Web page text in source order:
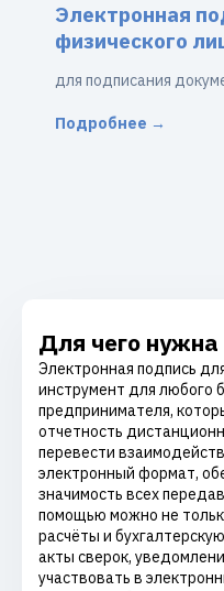
Электронная
физического
для подписания
Подробнее →
Для чего
Электронная подпись
инструмент для любого
предпринимателя,
отчетность
перевести
электронный формат,
значимость всех
помощью можно не
расчёты и
акты сверок,
участвовать в